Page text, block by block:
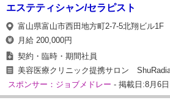
エステティシャン/セラピスト
富山県富山市西田地方町2-7-5北翔ビル1F
月給 200,000円
契約・臨時・期間社員
美容医療クリニック提携サロン
スポンサー：ジョブメドレー - 掲載日:8月6日